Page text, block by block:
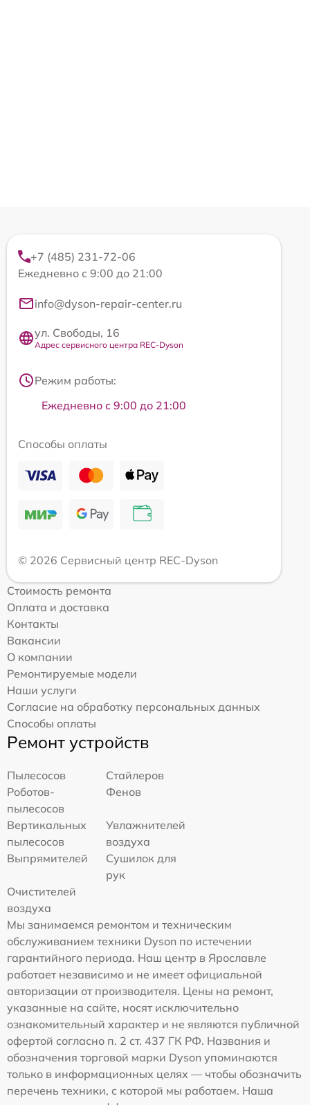
+7 (485) 231-72-06
Ежедневно с 9:00 до 21:00
info@dyson-repair-center.ru
ул. Свободы, 16
Адрес сервисного центра REC-Dyson
Режим работы:
Ежедневно с 9:00 до 21:00
Способы оплаты
© 2026 Сервисный центр REC-Dyson
Стоимость ремонта
Оплата и доставка
Контакты
Вакансии
О компании
Ремонтируемые модели
Наши услуги
Согласие на обработку персональных данных
Способы оплаты
Ремонт устройств
Пылесосов
Стайлеров
Роботов-
пылесосов
Фенов
Вертикальных
пылесосов
Увлажнителей
воздуха
Выпрямителей
Сушилок для
рук
Очистителей
воздуха
Мы занимаемся ремонтом и техническим
обслуживанием техники Dyson по истечении
гарантийного периода. Наш центр в Ярославле
работает независимо и не имеет официальной
авторизации от производителя. Цены на ремонт,
указанные на сайте, носят исключительно
ознакомительный характер и не являются публичной
офертой согласно п. 2 ст. 437 ГК РФ. Названия и
обозначения торговой марки Dyson упоминаются
только в информационных целях — чтобы обозначить
перечень техники, с которой мы работаем. Наша